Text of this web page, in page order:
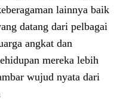
lainnya baik
datang dari pelbagai
angkat dan
mereka lebih
wujud nyata dari